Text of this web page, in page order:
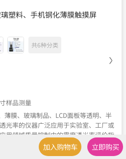
塑料、手机钢化薄膜触摸屏
共6种分类
样品测量
薄膜、玻璃制品、LCD面板等透明、半
光率的仪器广泛应用于实验室、工厂或
用领域质量控制中的雾度透光率评价指
加入购物车 立即购买